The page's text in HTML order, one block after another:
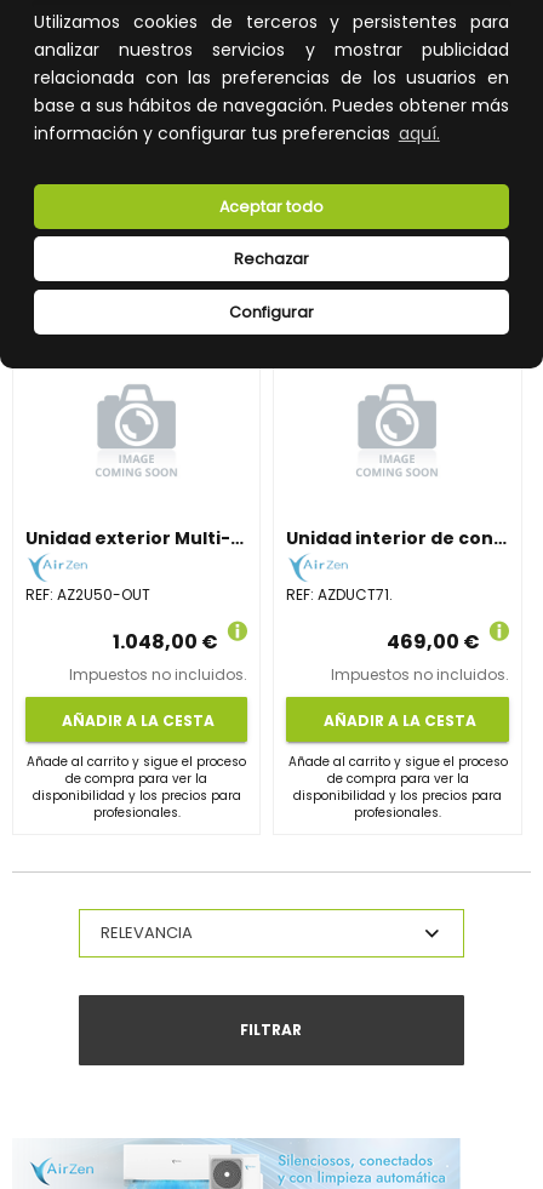
Utilizamos cookies de terceros y persistentes para
analizar nuestros servicios y mostrar publicidad
relacionada con las preferencias de los usuarios en
base a sus hábitos de navegación. Puedes obtener más
información y configurar tus preferencias aquí.
Configurar
Rechazar
Aceptar todo
REF:AZ12QHW-OUT
387,00 €
Impuestos no incluidos.
Añade al carrito y sigue el proceso
disponibilidad y los precios para
REF: AZ1U50
1.233,00 €
Impuestos no incluidos.
Añade al carrito y sigue el proceso
disponibilidad y los precios para
Unidad exterior Multi-Split 2x1 (4,7 kW). Confort multizona.
REF: AZ2U50-OUT
1.048,00 €
Impuestos no incluidos.
AÑADIR A LA CESTA
Añade al carrito y sigue el proceso
de compra para ver la
disponibilidad y los precios para
profesionales.
Unidad interior de conductos 7,1 kW. Alta presión estática.
REF:AZDUCT71.
469,00 €
Impuestos no incluidos.
AÑADIR A LA CESTA
Añade al carrito y sigue el proceso
de compra para ver la
disponibilidad y los precios para
profesionales.
FILTRAR